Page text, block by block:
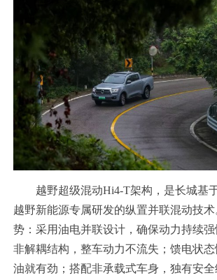
越野超级混动Hi4-T架构，是长城基
越野新能源专属研发的纵置并联混动技
势：采用油电并联设计，确保动力持续强
非解耦结构，整车动力不流失；馈电状
油就有劲；搭配非承载式车身，独有安